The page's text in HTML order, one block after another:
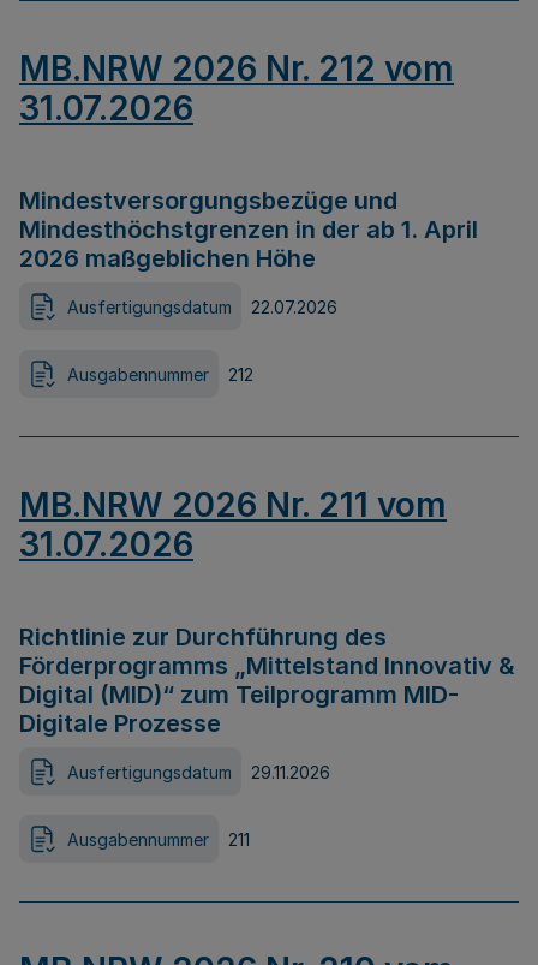
MB.NRW 2026 Nr. 212 vom
31.07.2026
Mindestversorgungsbezüge und
Mindesthöchstgrenzen in der ab 1. April
2026 maßgeblichen Höhe
Ausfertigungsdatum 22.07.2026
Ausgabennummer 212
MB.NRW 2026 Nr. 211 vom
31.07.2026
Richtlinie zur Durchführung des
Förderprogramms „Mittelstand Innovativ &
Digital (MID)“ zum Teilprogramm MID-
Digitale Prozesse
Ausfertigungsdatum 29.11.2026
Ausgabennummer 211